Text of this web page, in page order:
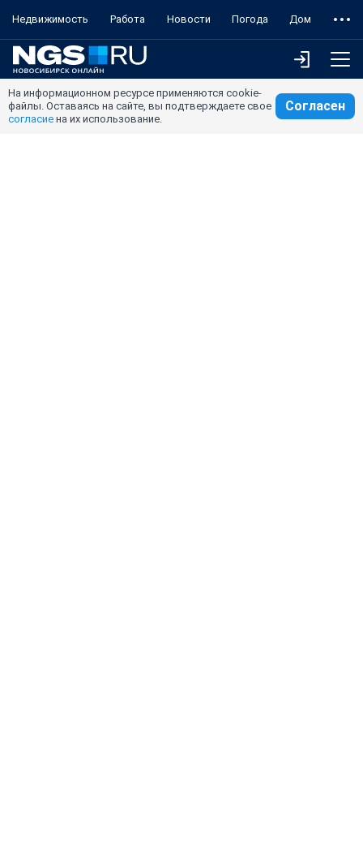
Недвижимость Работа Новости Погода Дом
На информационном ресурсе применяются cookie-
файлы. Оставаясь на сайте, вы подтверждаете свое
согласие на их использование.
Согласен